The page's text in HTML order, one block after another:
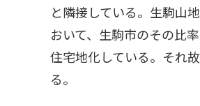
と隣接している。生駒山
おいて、生駒市のその比
住宅地化している。それ
る。